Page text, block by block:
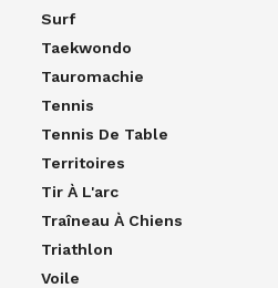
Surf
Taekwondo
Tauromachie
Tennis
Tennis De Table
Territoires
Tir À L'arc
Traîneau À Chiens
Triathlon
Voile